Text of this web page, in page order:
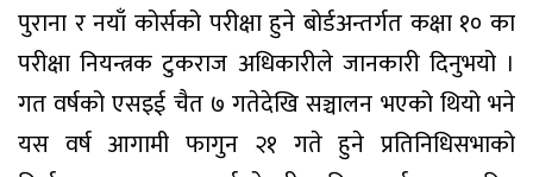
पुराना र नयाँ कोर्सको परीक्षा हुने बोर्डअन्तर्गत कक्षा १० का
परीक्षा नियन्त्रक टुकराज अधिकारीले जानकारी दिनुभयो ।
गत वर्षको एसइई चैत ७ गतेदेखि सञ्चालन भएको थियो भने
यस वर्ष आगामी फागुन २१ गते हुने प्रतिनिधिसभाको